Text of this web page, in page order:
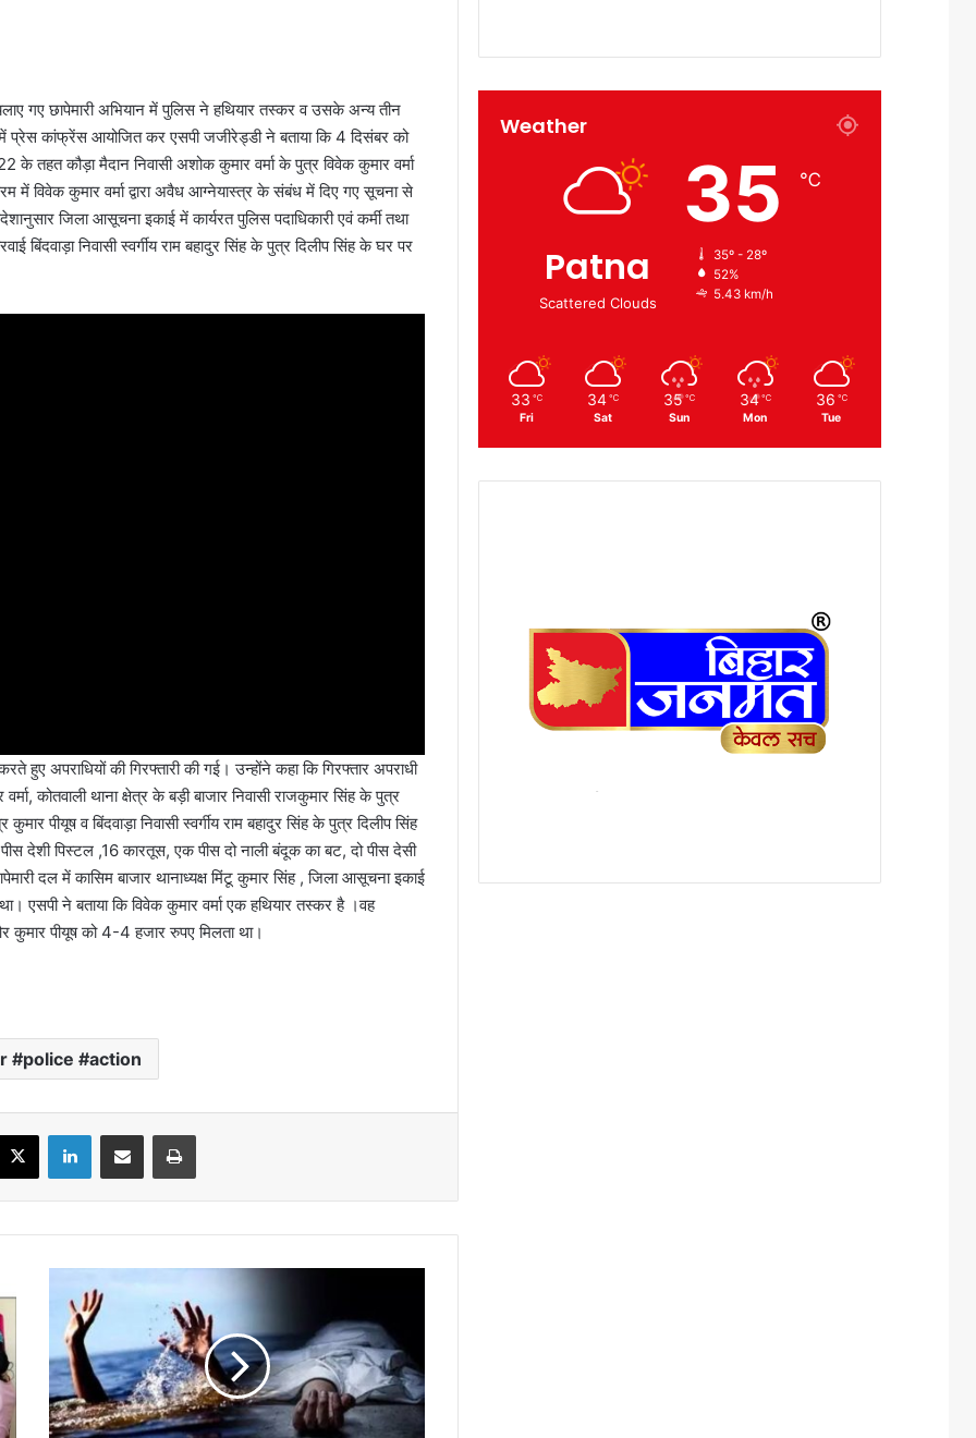
गए छापेमारी अभियान में पुलिस ने हथियार तस्कर व उसके अन्य तीन
प्रेस कांफ्रेंस आयोजित कर एसपी जजीरेड्डी ने बताया कि 4 दिसंबर को
के तहत कौड़ा मैदान निवासी अशोक कुमार वर्मा के पुत्र विवेक कुमार वर्मा
में विवेक कुमार वर्मा द्वारा अवैध आग्नेयास्त्र के संबंध में दिए गए सूचना से
जिला आसूचना इकाई में कार्यरत पुलिस पदाधिकारी एवं कर्मी तथा
बिंदवाड़ा निवासी स्वर्गीय राम बहादुर सिंह के पुत्र दिलीप सिंह के घर पर
हुए अपराधियों की गिरफ्तारी की गई। उन्होंने कहा कि गिरफ्तार अपराधी
कोतवाली थाना क्षेत्र के बड़ी बाजार निवासी राजकुमार सिंह के पुत्र
पीयूष व बिंदवाड़ा निवासी स्वर्गीय राम बहादुर सिंह के पुत्र दिलीप सिंह
देशी पिस्टल ,16 कारतूस, एक पीस दो नाली बंदूक का बट, दो पीस देसी
दल में कासिम बाजार थानाध्यक्ष मिंटू कुमार सिंह , जिला आसूचना इकाई
एसपी ने बताया कि विवेक कुमार वर्मा एक हथियार तस्कर है ।वह
पीयूष को 4-4 हजार रुपए मिलता था।
#police #action
पो
ख
र
Weather
Patna
Scattered Clouds
35 ℃
35º - 28º
52%
5.43 km/h
33 ℃
Fri
34 ℃
Sat
35 ℃
Sun
34 ℃
Mon
36 ℃
Tue